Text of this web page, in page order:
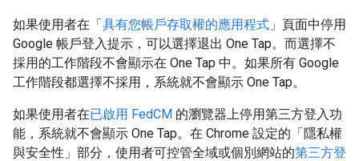
如果使用者在「具有您帳戶存取權的應用程式 」頁面中停用
Google 帳戶登入提示，可以選擇退出 One Tap。而選擇不
採用的工作階段不會顯示在 One Tap 中。如果所有 Google
工作階段都選擇不採用，系統就不會顯示 One Tap。
如果使用者在已啟用 FedCM 的瀏覽器上停用第三方登入功
能，系統就不會顯示 One Tap。在 Chrome 設定的「隱私權
與安全性」部分，使用者可控管全域或個別網站的第三方登